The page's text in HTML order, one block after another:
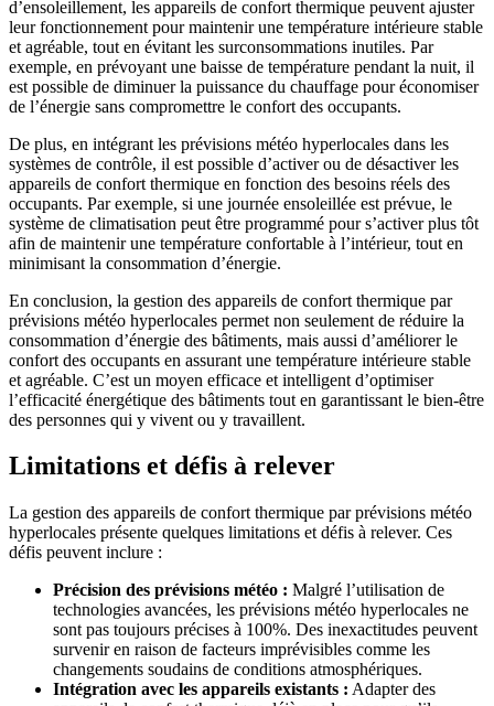
d’ensoleillement, les appareils de confort thermique peuvent ajuster
leur fonctionnement pour maintenir une température intérieure stable
et agréable, tout en évitant les surconsommations inutiles. Par
exemple, en prévoyant une baisse de température pendant la nuit, il
est possible de diminuer la puissance du chauffage pour économiser
de l’énergie sans compromettre le confort des occupants.
De plus, en intégrant les prévisions météo hyperlocales dans les
systèmes de contrôle, il est possible d’activer ou de désactiver les
appareils de confort thermique en fonction des besoins réels des
occupants. Par exemple, si une journée ensoleillée est prévue, le
système de climatisation peut être programmé pour s’activer plus tôt
afin de maintenir une température confortable à l’intérieur, tout en
minimisant la consommation d’énergie.
En conclusion, la gestion des appareils de confort thermique par
prévisions météo hyperlocales permet non seulement de réduire la
consommation d’énergie des bâtiments, mais aussi d’améliorer le
confort des occupants en assurant une température intérieure stable
et agréable. C’est un moyen efficace et intelligent d’optimiser
l’efficacité énergétique des bâtiments tout en garantissant le bien-être
des personnes qui y vivent ou y travaillent.
Limitations et défis à relever
La gestion des appareils de confort thermique par prévisions météo
hyperlocales présente quelques limitations et défis à relever. Ces
défis peuvent inclure :
Précision des prévisions météo : Malgré l’utilisation de
technologies avancées, les prévisions météo hyperlocales ne
sont pas toujours précises à 100%. Des inexactitudes peuvent
survenir en raison de facteurs imprévisibles comme les
changements soudains de conditions atmosphériques.
Intégration avec les appareils existants : Adapter des